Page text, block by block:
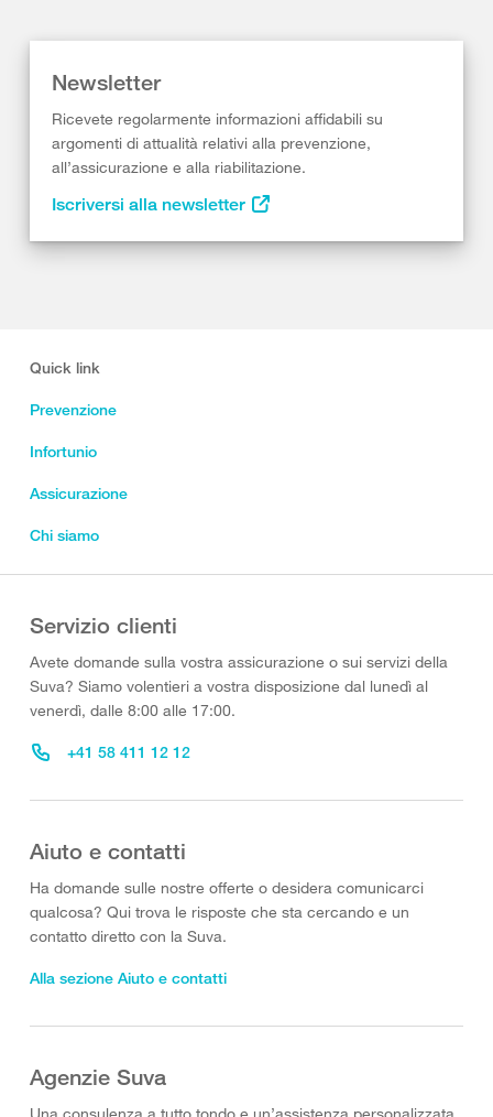
Newsletter
Ricevete regolarmente informazioni affidabili su
argomenti di attualità relativi alla prevenzione,
all’assicurazione e alla riabilitazione.
Iscriversi alla newsletter
Quick link
Prevenzione
Infortunio
Assicurazione
Chi siamo
Servizio clienti
Avete domande sulla vostra assicurazione o sui servizi della
Suva? Siamo volentieri a vostra disposizione dal lunedì al
venerdì, dalle 8:00 alle 17:00.
+41 58 411 12 12
Aiuto e contatti
Ha domande sulle nostre offerte o desidera comunicarci
qualcosa? Qui trova le risposte che sta cercando e un
contatto diretto con la Suva.
Alla sezione Aiuto e contatti
Agenzie Suva